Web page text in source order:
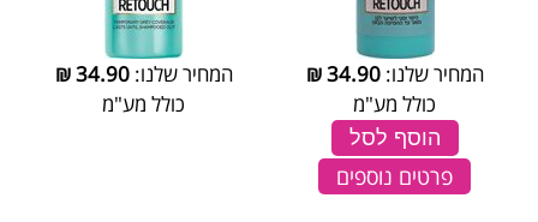
המחיר שלנו:34.90
₪
כולל מע"מ
הוסף לסל
פרטים נוספים
המחיר שלנו:34.90
₪
כולל מע"מ